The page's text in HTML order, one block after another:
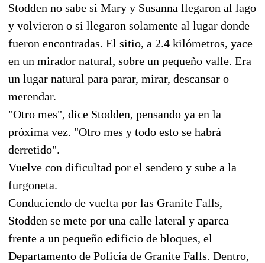
Stodden no sabe si Mary y Susanna llegaron al lago
y volvieron o si llegaron solamente al lugar donde
fueron encontradas. El sitio, a 2.4 kilómetros, yace
en un mirador natural, sobre un pequeño valle. Era
un lugar natural para parar, mirar, descansar o
merendar.
"Otro mes", dice Stodden, pensando ya en la
próxima vez. "Otro mes y todo esto se habrá
derretido".
Vuelve con dificultad por el sendero y sube a la
furgoneta.
Conduciendo de vuelta por las Granite Falls,
Stodden se mete por una calle lateral y aparca
frente a un pequeño edificio de bloques, el
Departamento de Policía de Granite Falls. Dentro,